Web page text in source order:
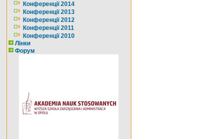
Конференції 2014
Конференції 2013
Конференції 2012
Конференції 2011
Конференції 2010
Лінки
Форум